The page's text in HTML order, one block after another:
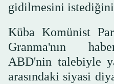
gidilmesini
Küba Komünist
Granma'nın
ABD'nin talebiyle
arasındaki siyasi